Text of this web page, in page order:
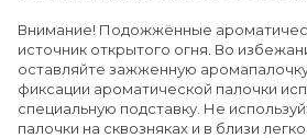
Внимание! Подожжённые
источник открытого огня. Во
оставляйте зажженную
фиксации ароматической палочки
специальную подставку. Не
палочки на сквозняках и в близи